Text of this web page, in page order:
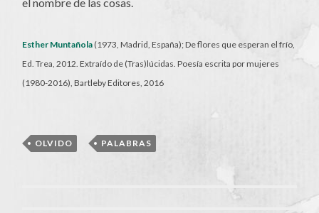
Esther Muntañola (1973, Madrid, España); De flores que esperan el frío,
Ed. Trea, 2012. Extraído de (Tras)lúcidas. Poesía escrita por mujeres
(1980-2016), Bartleby Editores, 2016
OLVIDO , PALABRAS